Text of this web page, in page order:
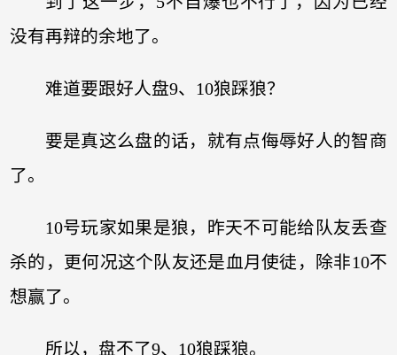
没有再辩的余地了。
难道要跟好人盘9、10狼踩狼？
要是真这么盘的话，就有点侮辱好人的智商
了。
10号玩家如果是狼，昨天不可能给队友丢查
杀的，更何况这个队友还是血月使徒，除非10不
想赢了。
所以，盘不了9、10狼踩狼。